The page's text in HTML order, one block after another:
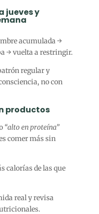
jueves y
acumulada →
→ vuelta a restringir.
regular y
no con
productos
“alto en proteína”
comer más sin
calorías de las que
real y revisa